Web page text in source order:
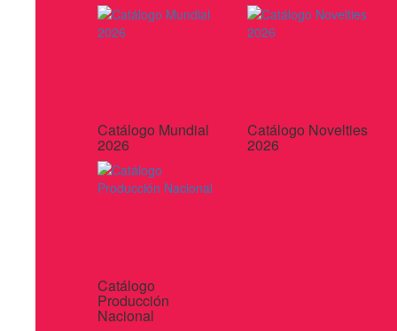
Catálogo Mundial
2026
Catálogo Novelties
2026
Catálogo
Producción
Nacional